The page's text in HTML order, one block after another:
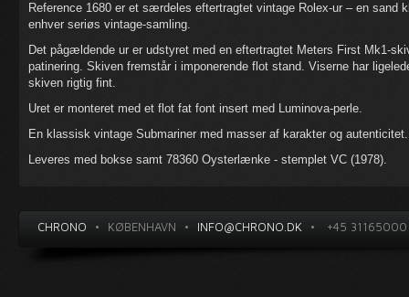
Reference 1680 er et særdeles eftertragtet vintage Rolex-ur – en
enhver seriøs vintage-samling.
Det pågældende ur er udstyret med en eftertragtet Meters First Mk1-
patinering. Skiven fremstår i imponerende flot stand. Viserne har
skiven rigtig fint.
Uret er monteret med et flot fat font insert med Luminova-perle.
En klassisk vintage Submariner med masser af karakter og autenticitet.
Leveres med bokse samt 78360 Oysterlænke - stemplet VC (1978).
CHRONO • KØBENHAVN • INFO@CHRONO.DK • +45 31165000